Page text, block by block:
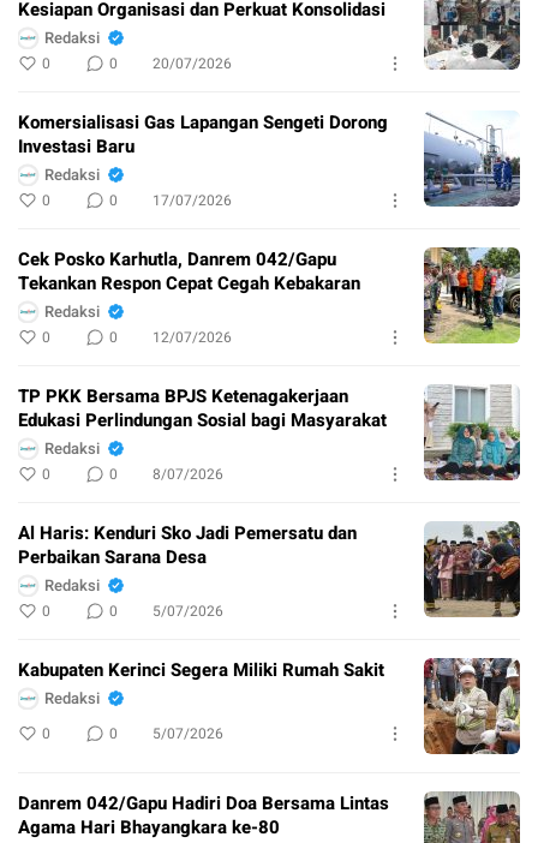
Kesiapan Organisasi dan Perkuat Konsolidasi
Redaksi
0 0 20/07/2026
Komersialisasi Gas Lapangan Sengeti Dorong
Investasi Baru
Redaksi
0 0 17/07/2026
Cek Posko Karhutla, Danrem 042/Gapu
Tekankan Respon Cepat Cegah Kebakaran
Redaksi
0 0 12/07/2026
TP PKK Bersama BPJS Ketenagakerjaan
Edukasi Perlindungan Sosial bagi Masyarakat
Redaksi
0 0 8/07/2026
Al Haris: Kenduri Sko Jadi Pemersatu dan
Perbaikan Sarana Desa
Redaksi
0 0 5/07/2026
Kabupaten Kerinci Segera Miliki Rumah Sakit
Redaksi
0 0 5/07/2026
Danrem 042/Gapu Hadiri Doa Bersama Lintas
Agama Hari Bhayangkara ke-80